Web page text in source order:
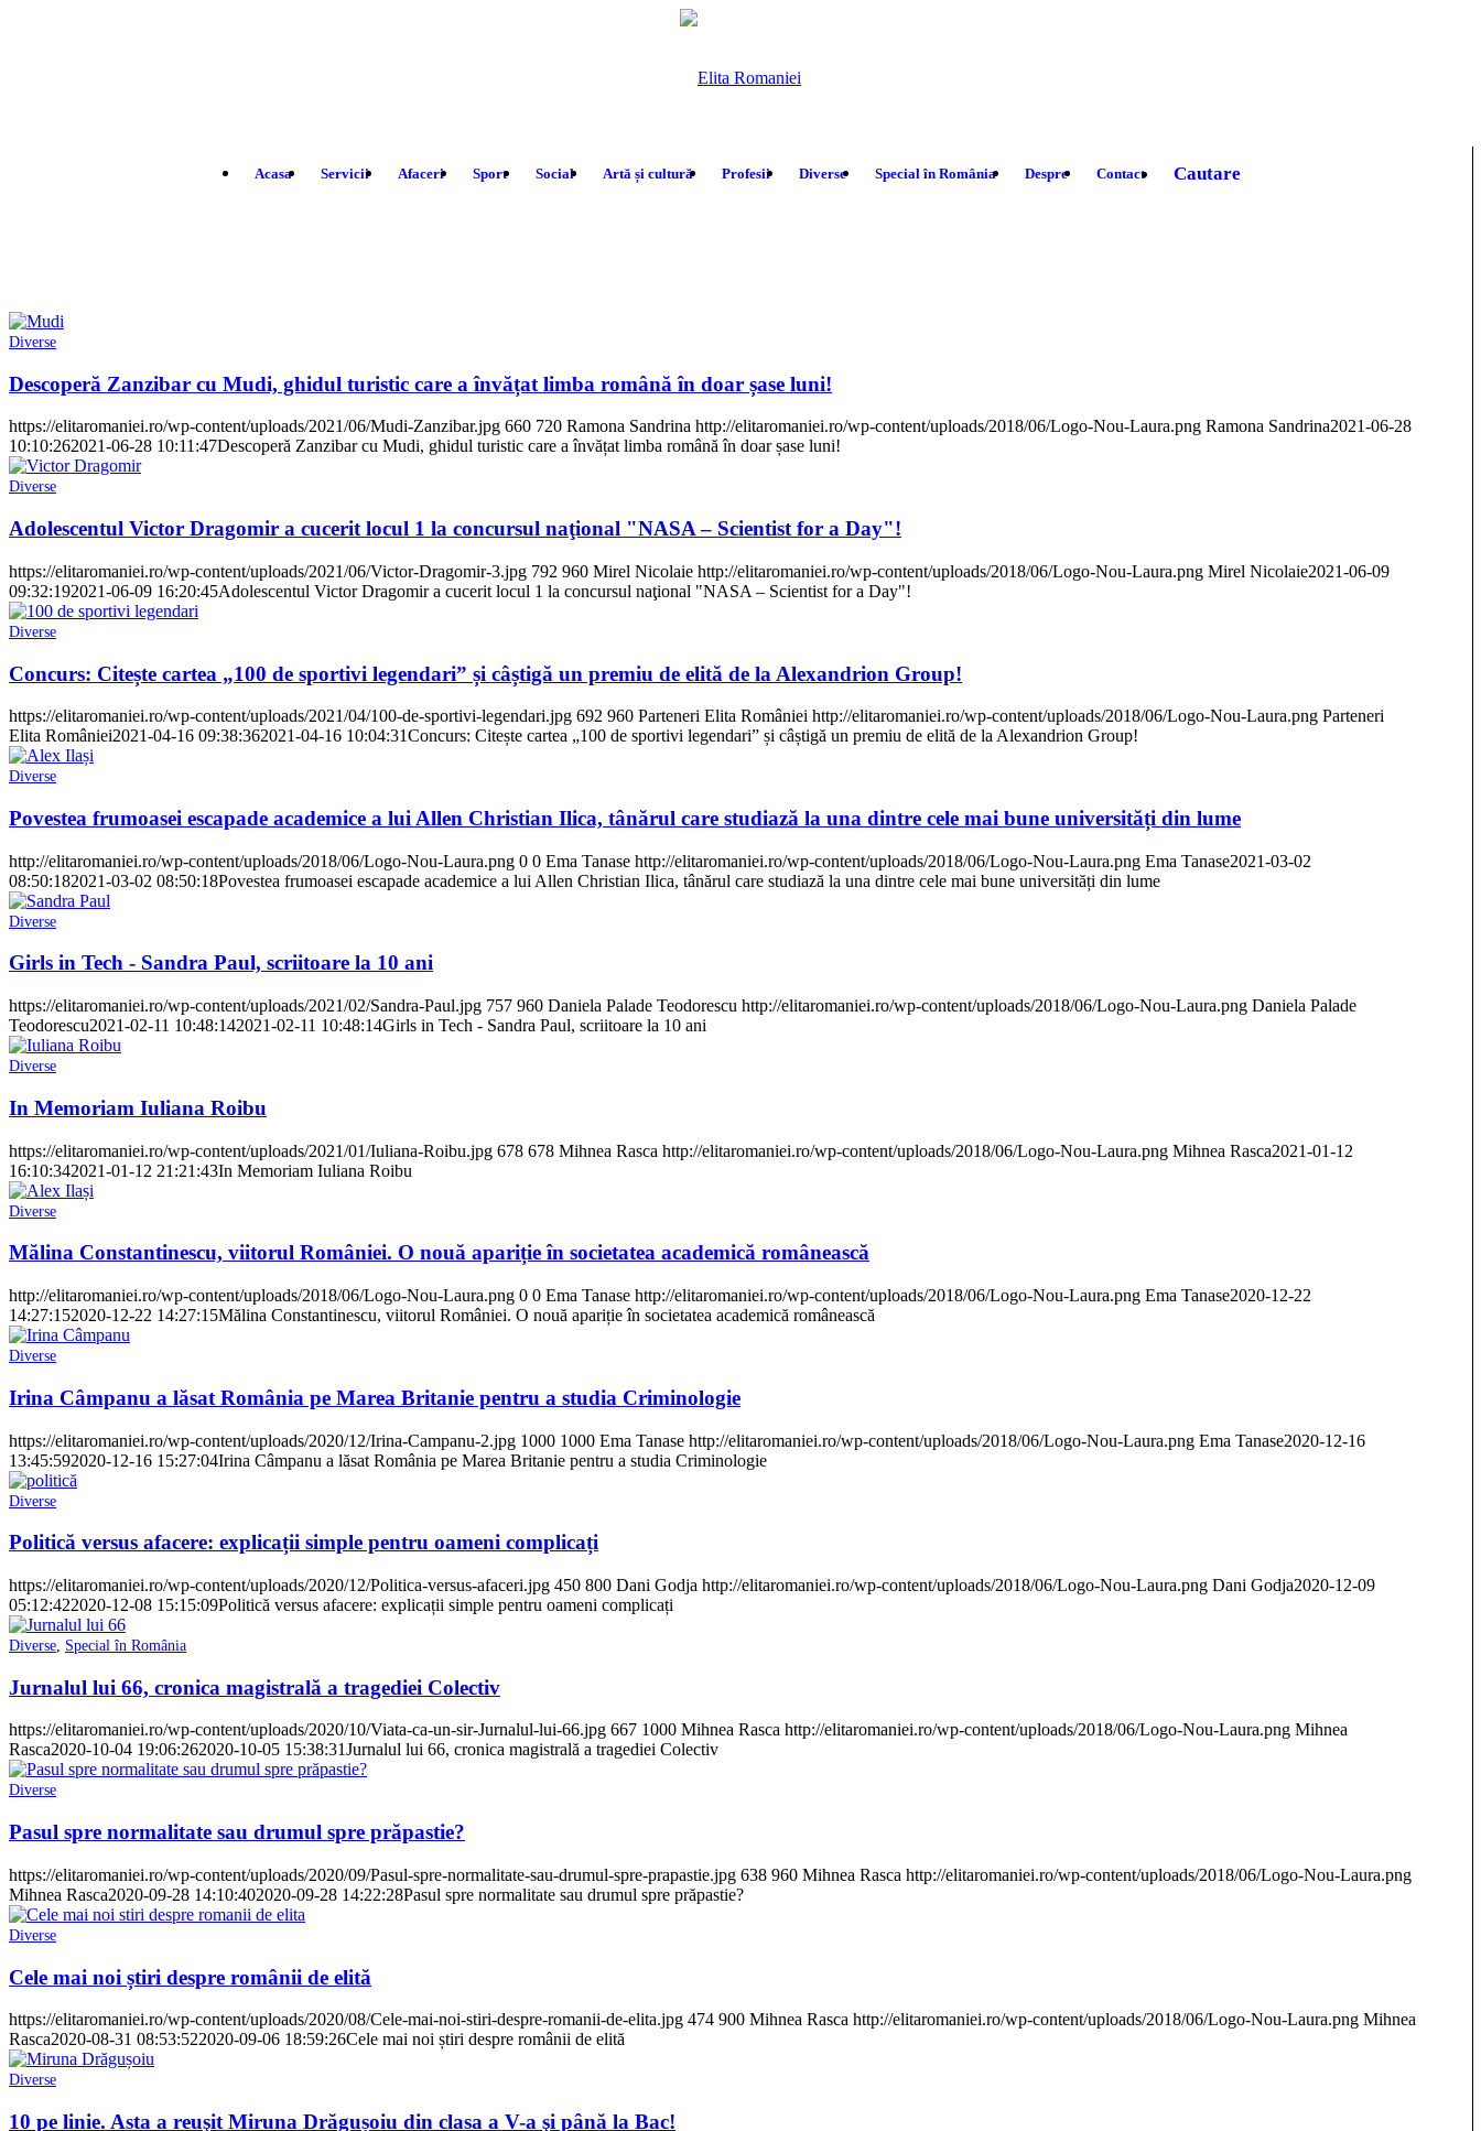
Acasa Servicii Afaceri Sport Social Artă și cultură Profesii Diverse Special în România Despre Contact Cautare
Diverse
Descoperă Zanzibar cu Mudi, ghidul turistic care a învățat limba română în doar șase luni!
https://elitaromaniei.ro/wp-content/uploads/2021/06/Mudi-Zanzibar.jpg 660 720 Ramona Sandrina http://elitaromaniei.ro/wp-content/uploads/2018/06/Logo-Nou-Laura.png Ramona Sandrina2021-06-28
10:10:262021-06-28 10:11:47Descoperă Zanzibar cu Mudi, ghidul turistic care a învățat limba română în doar șase luni!
Diverse
Adolescentul Victor Dragomir a cucerit locul 1 la concursul naţional "NASA – Scientist for a Day"!
https://elitaromaniei.ro/wp-content/uploads/2021/06/Victor-Dragomir-3.jpg 792 960 Mirel Nicolaie http://elitaromaniei.ro/wp-content/uploads/2018/06/Logo-Nou-Laura.png Mirel Nicolaie2021-06-09
09:32:192021-06-09 16:20:45Adolescentul Victor Dragomir a cucerit locul 1 la concursul naţional "NASA – Scientist for a Day"!
Diverse
Concurs: Citește cartea „100 de sportivi legendari” și câștigă un premiu de elită de la Alexandrion Group!
https://elitaromaniei.ro/wp-content/uploads/2021/04/100-de-sportivi-legendari.jpg 692 960 Parteneri Elita României http://elitaromaniei.ro/wp-content/uploads/2018/06/Logo-Nou-Laura.png Parteneri
Elita României2021-04-16 09:38:362021-04-16 10:04:31Concurs: Citește cartea „100 de sportivi legendari” și câștigă un premiu de elită de la Alexandrion Group!
Diverse
Povestea frumoasei escapade academice a lui Allen Christian Ilica, tânărul care studiază la una dintre cele mai bune universități din lume
http://elitaromaniei.ro/wp-content/uploads/2018/06/Logo-Nou-Laura.png 0 0 Ema Tanase http://elitaromaniei.ro/wp-content/uploads/2018/06/Logo-Nou-Laura.png Ema Tanase2021-03-02
08:50:182021-03-02 08:50:18Povestea frumoasei escapade academice a lui Allen Christian Ilica, tânărul care studiază la una dintre cele mai bune universități din lume
Diverse
Girls in Tech - Sandra Paul, scriitoare la 10 ani
https://elitaromaniei.ro/wp-content/uploads/2021/02/Sandra-Paul.jpg 757 960 Daniela Palade Teodorescu http://elitaromaniei.ro/wp-content/uploads/2018/06/Logo-Nou-Laura.png Daniela Palade
Teodorescu2021-02-11 10:48:142021-02-11 10:48:14Girls in Tech - Sandra Paul, scriitoare la 10 ani
Diverse
In Memoriam Iuliana Roibu
https://elitaromaniei.ro/wp-content/uploads/2021/01/Iuliana-Roibu.jpg 678 678 Mihnea Rasca http://elitaromaniei.ro/wp-content/uploads/2018/06/Logo-Nou-Laura.png Mihnea Rasca2021-01-12
16:10:342021-01-12 21:21:43In Memoriam Iuliana Roibu
Diverse
Mălina Constantinescu, viitorul României. O nouă apariție în societatea academică românească
http://elitaromaniei.ro/wp-content/uploads/2018/06/Logo-Nou-Laura.png 0 0 Ema Tanase http://elitaromaniei.ro/wp-content/uploads/2018/06/Logo-Nou-Laura.png Ema Tanase2020-12-22
14:27:152020-12-22 14:27:15Mălina Constantinescu, viitorul României. O nouă apariție în societatea academică românească
Diverse
Irina Câmpanu a lăsat România pe Marea Britanie pentru a studia Criminologie
https://elitaromaniei.ro/wp-content/uploads/2020/12/Irina-Campanu-2.jpg 1000 1000 Ema Tanase http://elitaromaniei.ro/wp-content/uploads/2018/06/Logo-Nou-Laura.png Ema Tanase2020-12-16
13:45:592020-12-16 15:27:04Irina Câmpanu a lăsat România pe Marea Britanie pentru a studia Criminologie
Diverse
Politică versus afacere: explicații simple pentru oameni complicați
https://elitaromaniei.ro/wp-content/uploads/2020/12/Politica-versus-afaceri.jpg 450 800 Dani Godja http://elitaromaniei.ro/wp-content/uploads/2018/06/Logo-Nou-Laura.png Dani Godja2020-12-09
05:12:422020-12-08 15:15:09Politică versus afacere: explicații simple pentru oameni complicați
Diverse Special în România
Jurnalul lui 66, cronica magistrală a tragediei Colectiv
https://elitaromaniei.ro/wp-content/uploads/2020/10/Viata-ca-un-sir-Jurnalul-lui-66.jpg 667 1000 Mihnea Rasca http://elitaromaniei.ro/wp-content/uploads/2018/06/Logo-Nou-Laura.png Mihnea
Rasca2020-10-04 19:06:262020-10-05 15:38:31Jurnalul lui 66, cronica magistrală a tragediei Colectiv
Diverse
Pasul spre normalitate sau drumul spre prăpastie?
https://elitaromaniei.ro/wp-content/uploads/2020/09/Pasul-spre-normalitate-sau-drumul-spre-prapastie.jpg 638 960 Mihnea Rasca http://elitaromaniei.ro/wp-content/uploads/2018/06/Logo-Nou-Laura.png
Mihnea Rasca2020-09-28 14:10:402020-09-28 14:22:28Pasul spre normalitate sau drumul spre prăpastie?
Diverse
Cele mai noi știri despre românii de elită
https://elitaromaniei.ro/wp-content/uploads/2020/08/Cele-mai-noi-stiri-despre-romanii-de-elita.jpg 474 900 Mihnea Rasca http://elitaromaniei.ro/wp-content/uploads/2018/06/Logo-Nou-Laura.png Mihnea
Rasca2020-08-31 08:53:522020-09-06 18:59:26Cele mai noi știri despre românii de elită
Diverse
10 pe linie. Asta a reuşit Miruna Drăgușoiu din clasa a V-a şi până la Bac!